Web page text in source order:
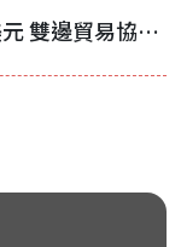
印度爭取英國鋼鐵出口配額約9億美元 雙邊貿易協議再陷拉鋸